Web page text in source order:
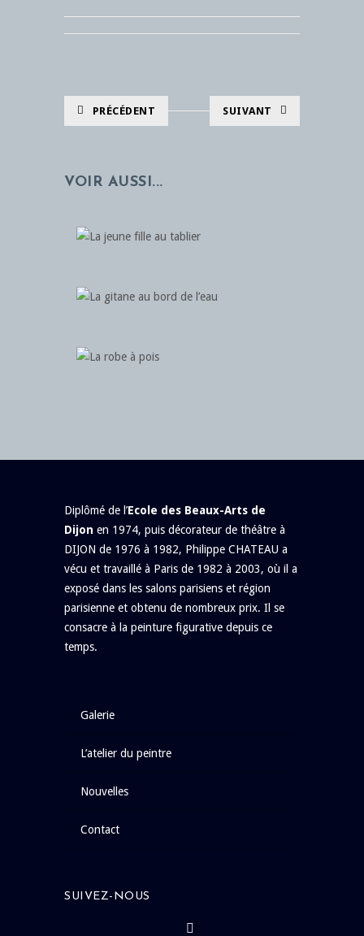
PRÉCÉDENT SUIVANT
VOIR AUSSI...
Diplômé de l’Ecole des Beaux-Arts de
Dijon en 1974, puis décorateur de théâtre à
DIJON de 1976 à 1982, Philippe CHATEAU a
vécu et travaillé à Paris de 1982 à 2003, où il a
exposé dans les salons parisiens et région
parisienne et obtenu de nombreux prix. Il se
consacre à la peinture figurative depuis ce
temps.
galerie
l’atelier du peintre
nouvelles
contact
SUIVEZ-NOUS